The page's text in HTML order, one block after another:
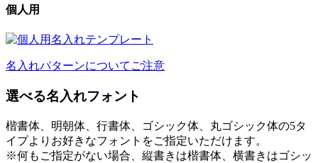
個人用
名入れパターンについてご注意
選べる名入れフォント
楷書体、明朝体、行書体、ゴシック体、丸ゴシック体の5タ
イプよりお好きなフォントをご指定いただけます。
※何もご指定がない場合、縦書きは楷書体、横書きはゴシッ